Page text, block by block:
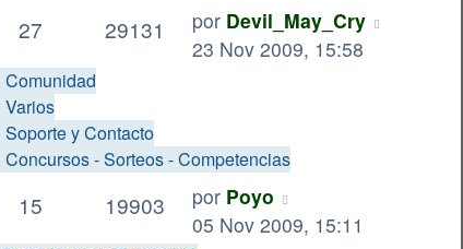
27 29131 por Devil_May_Cry
23 Nov 2009, 15:58
15 19903 por Poyo
05 Nov 2009, 15:11
y Contacto
- Sorteos - Competencias